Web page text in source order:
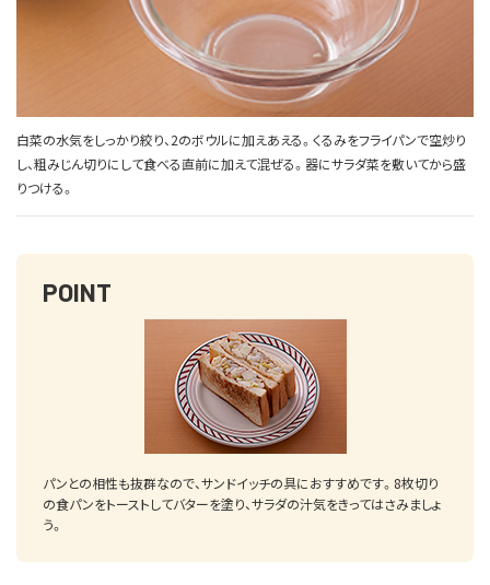
白菜の水気をしっかり絞り、2のボウルに加えあえる。くるみをフライパンで空炒り
し、粗みじん切りにして食べる直前に加えて混ぜる。器にサラダ菜を敷いてから盛
りつける。
POINT
パンとの相性も抜群なので、サンドイッチの具におすすめです。8枚切り
の食パンをトーストしてバターを塗り、サラダの汁気をきってはさみましょ
う。